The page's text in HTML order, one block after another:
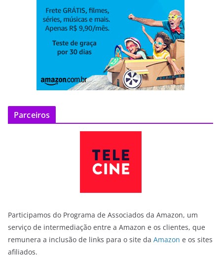
Parceiros
Participamos do Programa de Associados da Amazon, um
serviço de intermediação entre a Amazon e os clientes, que
remunera a inclusão de links para o site da Amazon e os sites
afiliados.